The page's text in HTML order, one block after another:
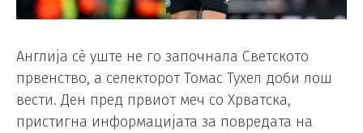
Англија сè уште не го започнала Светското
првенство, а селекторот Томас Тухел доби лош
вести. Ден пред првиот меч со Хрватска,
пристигна информацијата за повредата на